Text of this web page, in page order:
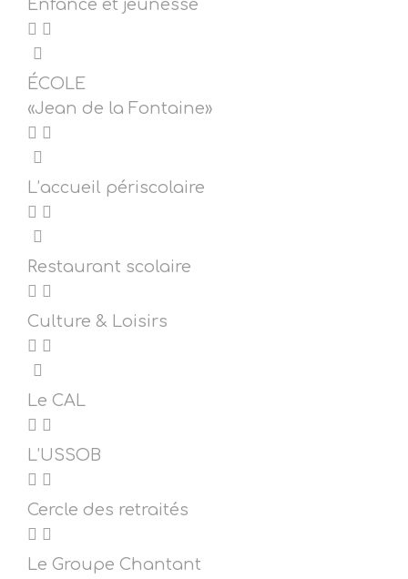
Enfance et jeunesse
ÉCOLE
«Jean de la Fontaine»
L’accueil périscolaire
Restaurant scolaire
Culture & Loisirs
Le CAL
L’USSOB
Cercle des retraités
Le Groupe Chantant